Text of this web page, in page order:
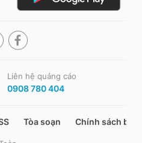
Liên hệ quảng cáo
0908 780 404
Tòa soạn Chính sách bảo